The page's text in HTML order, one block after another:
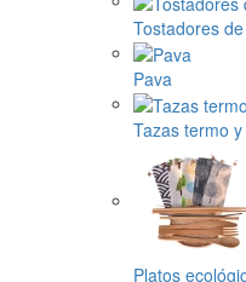
Tostadores
Pava
Tazas termo
Platos